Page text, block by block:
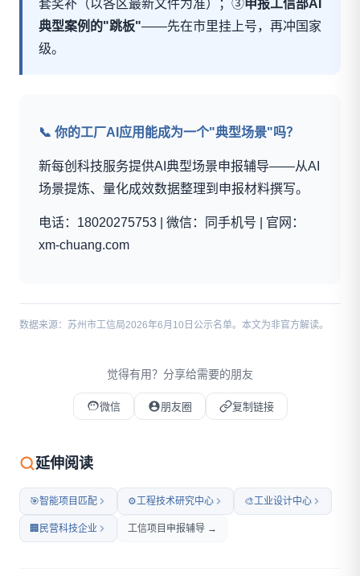
套奖补（以各区最新文件为准）；③申报工信部AI
典型案例的"跳板"——先在市里挂上号，再冲国家
级。
📞 你的工厂AI应用能成为一个"典型场景"吗？
新每创科技服务提供AI典型场景申报辅导——从AI
场景提炼、量化成效数据整理到申报材料撰写。
电话：18020275753 | 微信：同手机号 | 官网：
xm-chuang.com
数据来源：苏州市工信局2026年6月10日公示名单。本文为非官方解读。
觉得有用？分享给需要的朋友
微信 朋友圈 复制链接
微信扫码打开本文
延伸阅读
🎯智能项目匹配 ⚙️工程技术研究中心 🎨工业设计中心
🏢 民营科技企业 工信项目申报辅导 →